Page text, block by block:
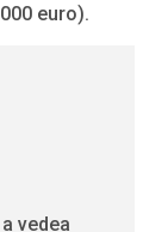
euro).
vedea